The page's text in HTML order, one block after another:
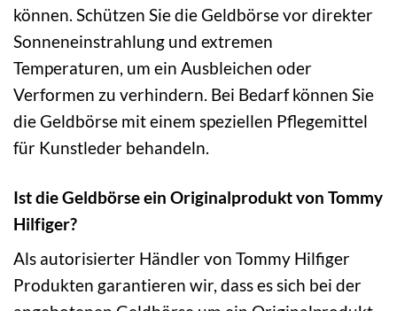
können. Schützen Sie die Geldbörse vor direkter
Sonneneinstrahlung und extremen
Temperaturen, um ein Ausbleichen oder
Verformen zu verhindern. Bei Bedarf können Sie
die Geldbörse mit einem speziellen Pflegemittel
für Kunstleder behandeln.
Ist die Geldbörse ein Originalprodukt von Tommy
Hilfiger?
Als autorisierter Händler von Tommy Hilfiger
Produkten garantieren wir, dass es sich bei der